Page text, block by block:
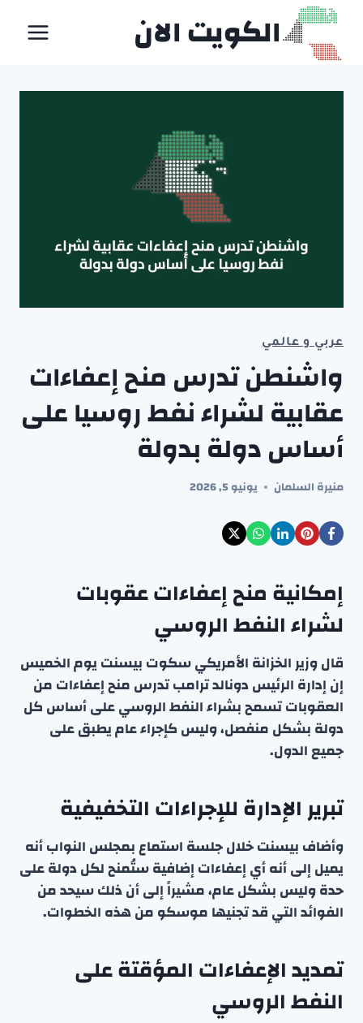
التجاوز
المحتوى
الكويت الان
عربي و عالمي
واشنطن تدرس منح إعفاءات
عقابية لشراء نفط روسيا على
أساس دولة بدولة
منيرة السلمان يونيو 5, 2026
إمكانية منح إعفاءات عقوبات
لشراء النفط الروسي
قال وزير الخزانة الأمريكي سكوت بيسنت يوم الخميس
إن إدارة الرئيس دونالد ترامب تدرس منح إعفاءات من
العقوبات تسمح بشراء النفط الروسي على أساس كل
دولة بشكل منفصل، وليس كإجراء عام يطبق على
جميع الدول.
تبرير الإدارة للإجراءات التخفيفية
وأضاف بيسنت خلال جلسة استماع بمجلس النواب أنه
يميل إلى أنه أي إعفاءات إضافية ستُمنح لكل دولة على
حدة وليس بشكل عام، مشيراً إلى أن ذلك سيحد من
الفوائد التي قد تجنيها موسكو من هذه الخطوات.
تمديد الإعفاءات المؤقتة على
النفط الروسي